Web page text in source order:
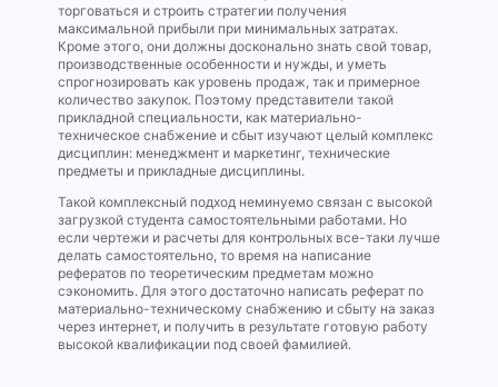
торговаться и строить стратегии получения
максимальной прибыли при минимальных затратах.
Кроме этого, они должны досконально знать свой товар,
производственные особенности и нужды, и уметь
спрогнозировать как уровень продаж, так и примерное
количество закупок. Поэтому представители такой
прикладной специальности, как материально-
техническое снабжение и сбыт изучают целый комплекс
дисциплин: менеджмент и маркетинг, технические
предметы и прикладные дисциплины.
Такой комплексный подход неминуемо связан с высокой
загрузкой студента самостоятельными работами. Но
если чертежи и расчеты для контрольных все-таки лучше
делать самостоятельно, то время на написание
рефератов по теоретическим предметам можно
сэкономить. Для этого достаточно написать реферат по
материально-техническому снабжению и сбыту на заказ
через интернет, и получить в результате готовую работу
высокой квалификации под своей фамилией.